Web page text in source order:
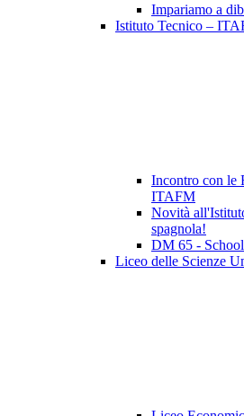
Impariamo a
Istituto Tecnico –
Incontro con le
ITAFM
Novità
spagnola!
DM 65 -
Liceo delle Scienze